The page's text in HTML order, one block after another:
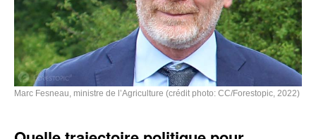
Marc Fesneau, ministre de l’Agriculture (crédit photo: CC/Forestopic, 2022)